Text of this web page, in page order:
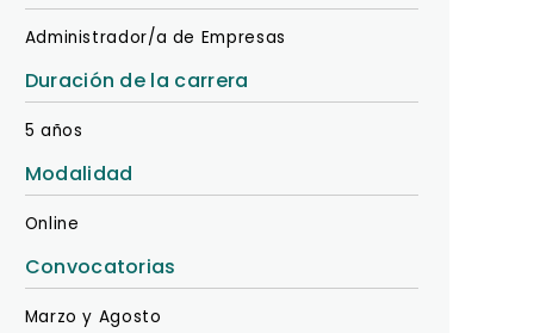
Administrador/a de Empresas
Duración de la carrera
5 años
Modalidad
Online
Convocatorias
Marzo y Agosto